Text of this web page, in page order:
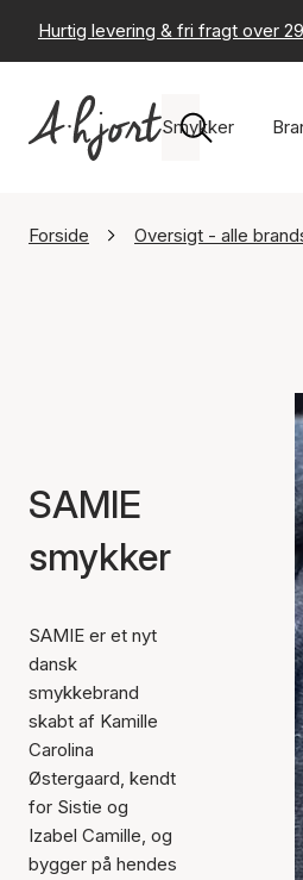
Hurtig levering & fri fragt over
Smykker
Forside Oversigt - alle
SAMIE
smykker
SAMIE er et nyt
dansk
smykkebrand
skabt af Kamille
Carolina
Østergaard, kendt
for Sistie og
Izabel Camille, og
bygger på hendes